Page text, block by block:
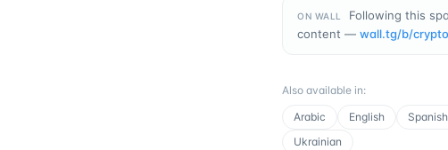
ON WALL
Following this
content — wall.tg/b/crypto
Also available in:
Arabic
English Spanish
Ukrainian